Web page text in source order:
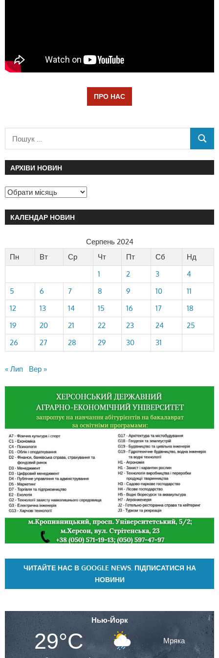
ПРО НАС
АРХІВИ НОВИН
КАЛЕНДАР НОВИН
Серпень 2024
Пн
Вт Ср Чт Пт Сб
Нд
1
2 3
4
5
6 7 8 9 10
11
12
13 14 15 16 17
18
19
20 21 22 23 24
25
26
27 28 29 30 31
« Лип Вер »
ЧИТАЙТЕ НАС В GOOGLE NEWS. ПІДПИСАТИСЯ НА
НОВИНИ
Нью-Йорк
29°C Мряка